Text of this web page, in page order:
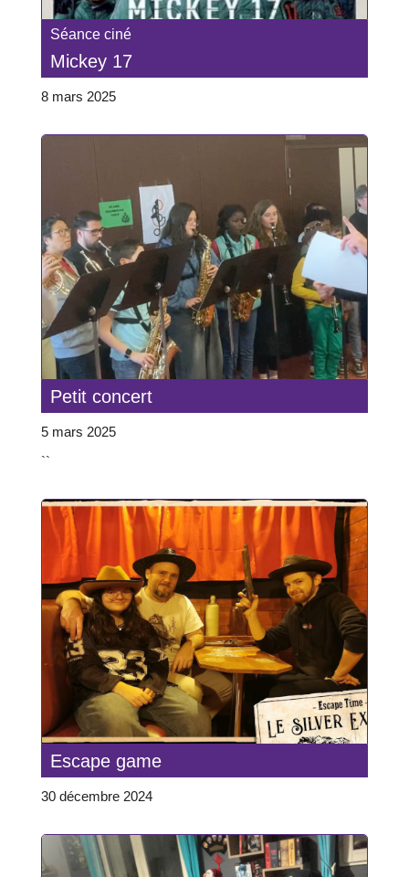
Séance ciné
Mickey 17
8 mars 2025
Petit concert
5 mars 2025
``
Escape game
30 décembre 2024